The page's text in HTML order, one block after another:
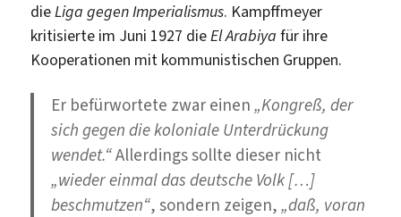
dieLiga gegen Imperialismus. Kampffmeyer
kritisierte im Juni 1927 dieEl Arabiya für ihre
Kooperationen mit kommunistischen Gruppen.
Er befürwortete zwar einen „Kongreß, der
sich gegen die koloniale Unterdrückung
wendet.“Allerdings sollte dieser nicht
„wieder einmal das deutsche Volk […]
beschmutzen“, sondern zeigen, „daß, voran